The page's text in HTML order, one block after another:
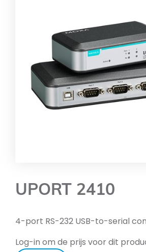
UPORT 2410
4-port RS-232 USB-to-serial
Log-in om de prijs voor dit